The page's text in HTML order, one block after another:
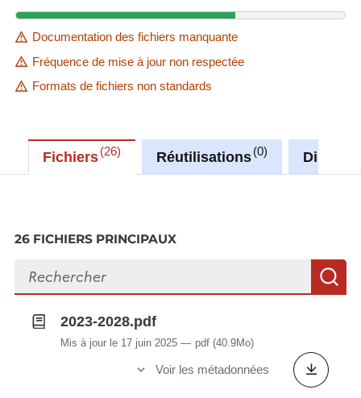
Documentation des fichiers manquante
Fréquence de mise à jour non respectée
Formats de fichiers non standards
Fichiers 26 Réutilisations 0
26 FICHIERS PRINCIPAUX
Rechercher des fichiers
2023-2028.pdf
Mis à jour le 17 juin 2025 pdf (40.9Mo)
Voir les métadonnées